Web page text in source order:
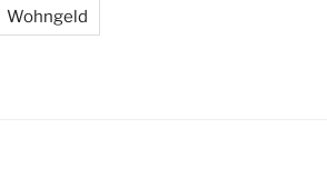
Wohngeld